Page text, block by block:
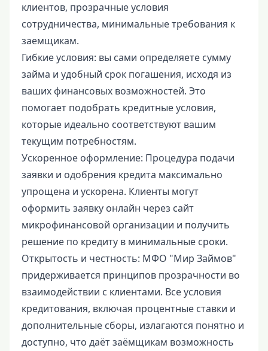
клиентов, прозрачные условия
сотрудничества, минимальные требования к
заемщикам.
Гибкие условия: вы сами определяете сумму
займа и удобный срок погашения, исходя из
ваших финансовых возможностей. Это
помогает подобрать кредитные условия,
которые идеально соответствуют вашим
текущим потребностям.
Ускоренное оформление: Процедура подачи
заявки и одобрения кредита максимально
упрощена и ускорена. Клиенты могут
оформить заявку онлайн через сайт
микрофинансовой организации и получить
решение по кредиту в минимальные сроки.
Открытость и честность: МФО "Мир Займов"
придерживается принципов прозрачности во
взаимодействии с клиентами. Все условия
кредитования, включая процентные ставки и
дополнительные сборы, излагаются понятно и
доступно, что даёт заёмщикам возможность